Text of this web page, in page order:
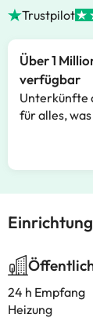
Trustpilot
Über 1
verfügbar
Unterkünfte
für alles,
24 h Empfang
Heizung